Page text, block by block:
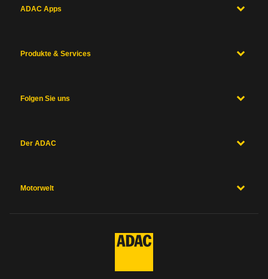
ADAC Apps
Produkte & Services
Folgen Sie uns
Der ADAC
Motorwelt